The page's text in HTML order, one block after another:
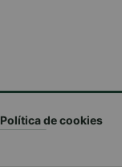
Política de cookies